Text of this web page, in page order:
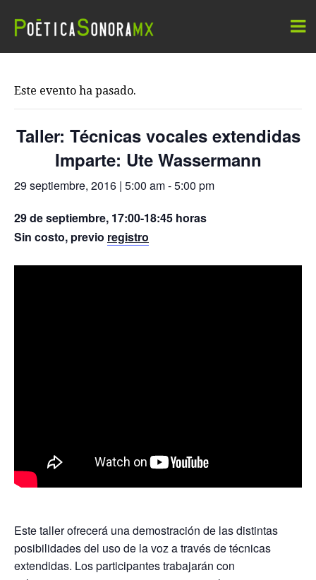
Este evento ha pasado.
Taller: Técnicas vocales extendidas
Imparte: Ute Wassermann
29 septiembre, 2016 | 5:00 am-5:00 pm
29 de septiembre, 17:00-18:45 horas
Sin costo, previo registro
Este taller ofrecerá una demostración de las distintas
posibilidades del uso de la voz a través de técnicas
extendidas. Los participantes trabajarán con